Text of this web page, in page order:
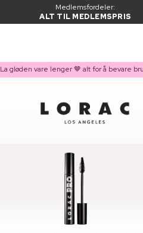
Medlemsfordeler:
ALT TIL MEDLEMSPRIS
La gløden vare lenger 🤎 alt for å bevare